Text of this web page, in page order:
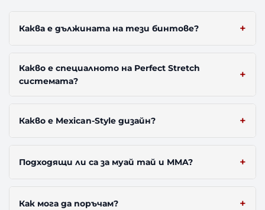
Каква е дължината на тези бинтове?
Какво е специалното на Perfect Stretch
системата?
Какво е Mexican-Style дизайн?
Подходящи ли са за муай тай и MMA?
Как мога да поръчам?